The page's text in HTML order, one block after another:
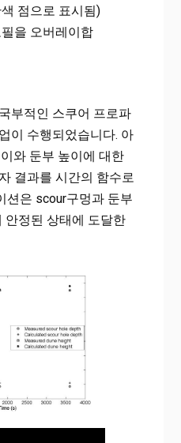
점으로 표시됨)
을 오버레이합
부적인 스쿠어 프로파
이 수행되었습니다. 아
와 둔부 높이에 대한
결과를 시간의 함수로
션은 scour구멍과 둔부
안정된 상태에 도달한